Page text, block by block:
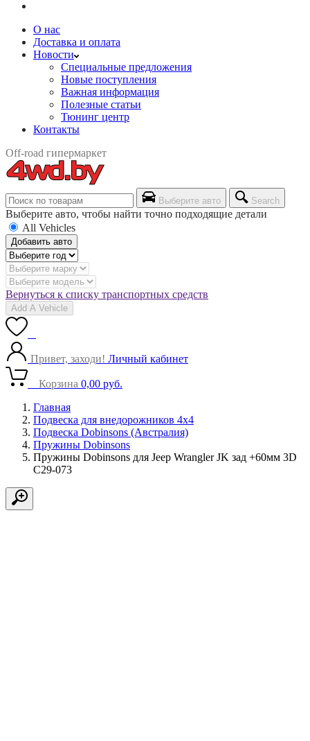
О нас
Доставка и оплата
Новости
Специальные предложения
Новые поступления
Важная информация
Полезные статьи
Тюнинг центр
Контакты
Off-road гипермаркет
Выберите авто Search
Выберите авто, чтобы найти точно подходящие детали
All Vehicles
Добавить авто
Вернуться к списку транспортных средств
Add A Vehicle
Привет, заходи! Личный кабинет
Корзина 0,00 руб.
Главная
Подвеска для внедорожников 4х4
Подвеска Dobinsons (Австралия)
Пружины Dobinsons
Пружины Dobinsons для Jeep Wrangler JK зад +60мм 3D
C29-073